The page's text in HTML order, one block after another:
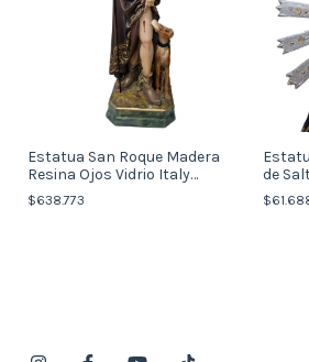
Estatua San Roque Madera
Resina Ojos Vidrio Italy
48cm
$638.773
de